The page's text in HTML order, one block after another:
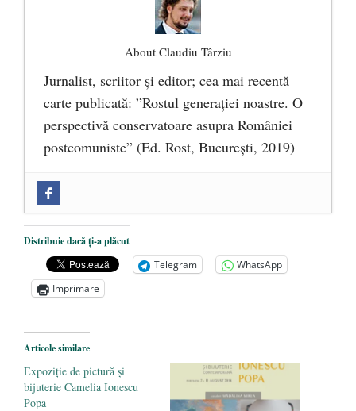
About Claudiu Târziu
Jurnalist, scriitor şi editor; cea mai recentă
carte publicată: ”Rostul generației noastre. O
perspectivă conservatoare asupra României
postcomuniste” (Ed. Rost, București, 2019)
Târziu cere anchetă a Parchetului
European și reforme pentru a bloca
achizițiile la suprapreț - 13 august 2025
Dragi prieteni din Constanța
România nu știe să își folosească și să își
protejeze resursele
Distribuie dacă ți-a plăcut
Telegram
WhatsApp
Imprimare
Articole similare
Expoziţie de pictură şi
bijuterie Camelia Ionescu
Popa